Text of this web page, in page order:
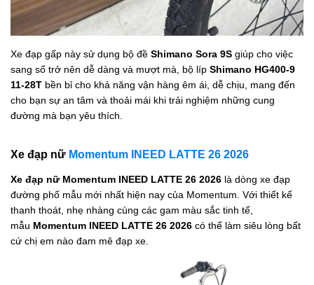
Xe đạp gấp này sử dụng bộ đề Shimano Sora 9S giúp cho việc
sang số trở nên dễ dàng và mượt mà, bộ líp Shimano HG400-9
11-28T bền bỉ cho khả năng vận hàng êm ái, dễ chịu, mang đến
cho bạn sự an tâm và thoải mái khi trải nghiệm những cung
đường mà bạn yêu thích.
Xe đạp nữ Momentum INEED LATTE 26 2026
Xe đạp nữ Momentum INEED LATTE 26 2026 là dòng xe đạp
đường phố mẫu mới nhất hiện nay của Momentum. Với thiết kế
thanh thoát, nhẹ nhàng cùng các gam màu sắc tinh tế,
mẫu Momentum INEED LATTE 26 2026 có thể làm siêu lòng bất
cứ chị em nào đam mê đạp xe.